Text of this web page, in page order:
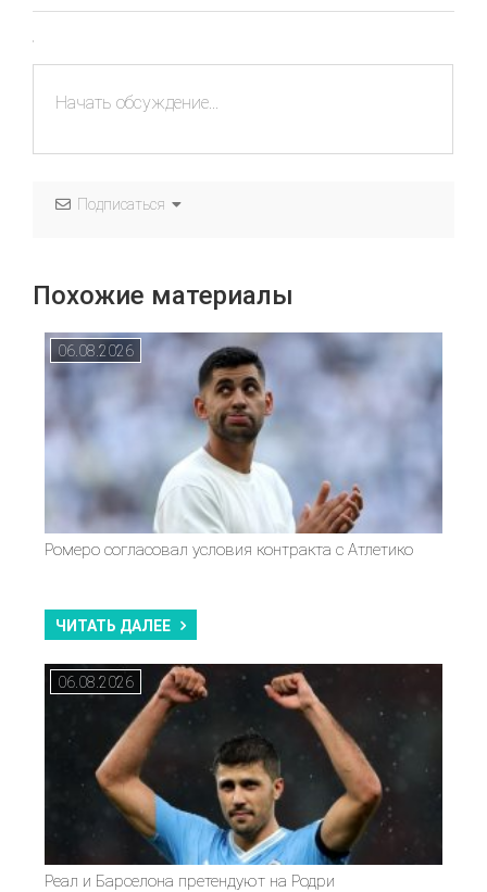
Подписаться
Похожие материалы
06.08.2026
Ромеро согласовал условия контракта с Атлетико
ЧИТАТЬ ДАЛЕЕ
06.08.2026
Реал и Барселона претендуют на Родри